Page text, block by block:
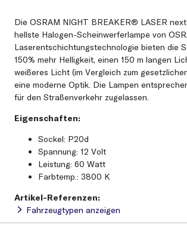
Die OSRAM NIGHT BREAKER® LASER
hellste Halogen-Scheinwerferlampe von
Laserentschichtungstechnologie bieten die
150% mehr Helligkeit, einen 150 m langen
weißeres Licht (im Vergleich zum
eine moderne Optik. Die Lampen
für den Straßenverkehr zugelassen.
Eigenschaften:
Sockel: P20d
Spannung: 12 Volt
Leistung: 60 Watt
Farbtemp.: 3800 K
Artikel-Referenzen:
Fahrzeugtypen anzeigen